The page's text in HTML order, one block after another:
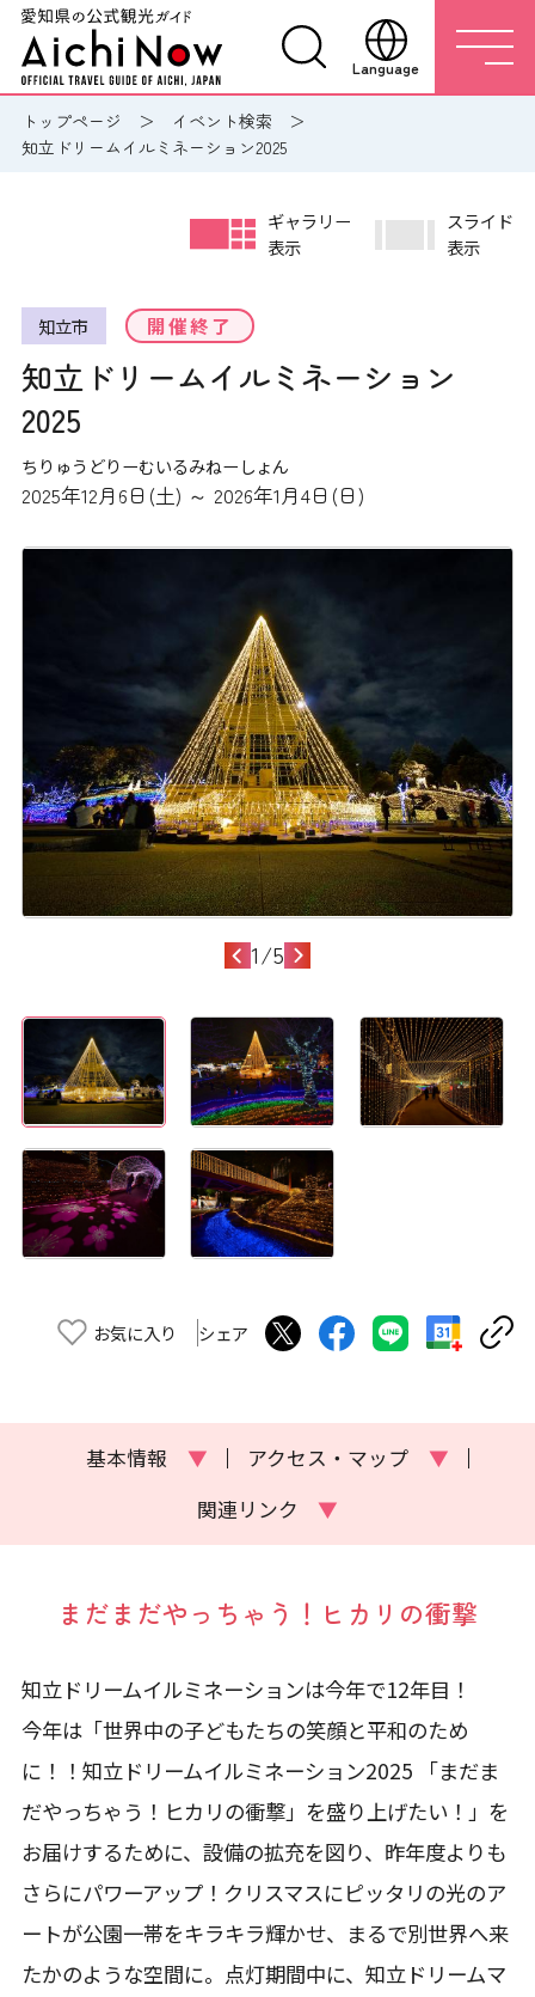
Language
トップページ
イベント検索
知立ドリームイルミネーション2025
知立市 開催終了
知立ドリームイルミネーション
2025
ちりゅうどりーむいるみねーしょん
2025年12月6日(土) ～ 2026年1月4日(日)
ギャラリー
表示
スライド
表示
1/5
お気に入り シェア
基本情報 ▼ アクセス・マップ
▼
関連リンク
▼
まだまだやっちゃう！ヒカリの衝撃
知立ドリームイルミネーションは今年で12年目！
今年は「世界中の子どもたちの笑顔と平和のため
に！！知立ドリームイルミネーション2025 「まだま
だやっちゃう！ヒカリの衝撃」を盛り上げたい！」を
お届けするために、設備の拡充を図り、昨年度よりも
さらにパワーアップ！クリスマスにピッタリの光のア
ートが公園一帯をキラキラ輝かせ、まるで別世界へ来
たかのような空間に。点灯期間中に、知立ドリームマ